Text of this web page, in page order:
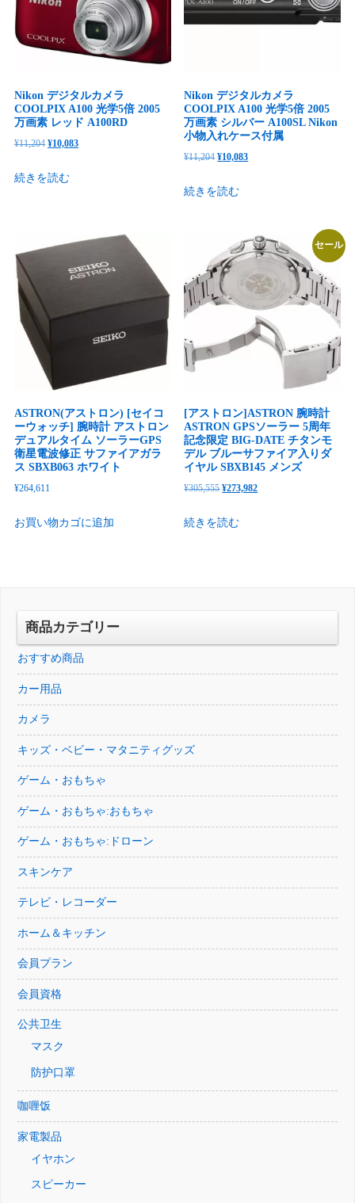
ブ
ラ
ッ
本
語
取
説
個
Nikon デジタルカメラ
COOLPIX A100 光学5倍 2005
万画素 レッド A100RD
¥11,204 元
価
¥10,083現
は
で
続きを読む
Nikon デジタルカメラ
COOLPIX A100 光学5倍 2005
万画素 シルバー A100SL Nikon
小物入れケース付属
¥11,204 元
価
¥11,204
で
し
た。
¥10,083現
は
で
す。
続きを読む
ASTRON(アストロン) [セイコ
ーウォッチ] 腕時計 アストロン
デュアルタイム ソーラーGPS
衛星電波修正 サファイアガラ
ス SBXB063 ホワイト
¥264,611
お買い物カゴに追加
セール
[アストロン]ASTRON 腕時計
ASTRON GPSソーラー 5周年
記念限定 BIG-DATE チタンモ
デル ブルーサファイア入りダ
イヤル SBXB145 メンズ
¥305,555 元
価
¥273,982現
続きを読む
商品カテゴリー
おすすめ商品
カー用品
カメラ
キッズ・ベビー・マタニティグッズ
ゲーム・おもちゃ
ゲーム・おもちゃ:おもちゃ
ゲーム・おもちゃ:ドローン
スキンケア
テレビ・レコーダー
ホーム＆キッチン
会員プラン
会員資格
公共卫生
マスク
防护口罩
咖喱饭
家電製品
イヤホン
スピーカー